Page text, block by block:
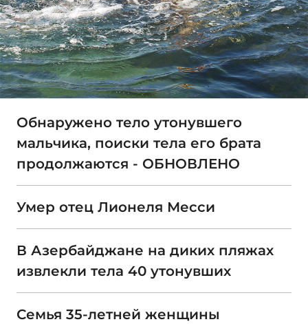
Обнаружено тело утонувшего
мальчика, поиски тела его брата
продолжаются - ОБНОВЛЕНО
Умер отец Лионеля Месси
В Азербайджане на диких пляжах
извлекли тела 40 утонувших
Семья 35-летней женщины